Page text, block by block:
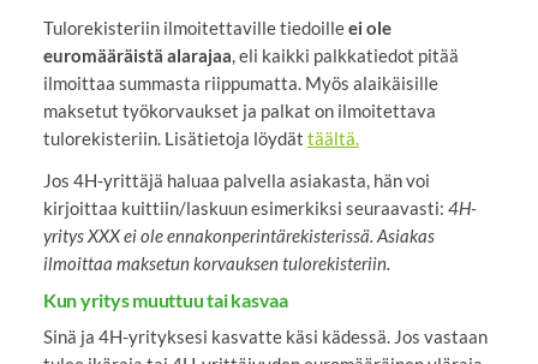
Tulorekisteriin ilmoitettaville tiedoilleei ole
euromääräistä alarajaa , eli kaikki palkkatiedot pitää
ilmoittaa summasta riippumatta. Myös alaikäisille
maksetut työkorvaukset ja palkat on ilmoitettava
tulorekisteriin. Lisätietoja löydät täältä.
Jos 4H-yrittäjä haluaa palvella asiakasta, hän voi
kirjoittaa kuittiin/laskuun esimerkiksi seuraavasti: 4H-
yritys XXX ei ole ennakonperintärekisterissä. Asiakas
ilmoittaa maksetun korvauksen tulorekisteriin.
Kun yritys muuttuu tai kasvaa
Sinä ja 4H-yrityksesi kasvatte käsi kädessä. Jos vastaan